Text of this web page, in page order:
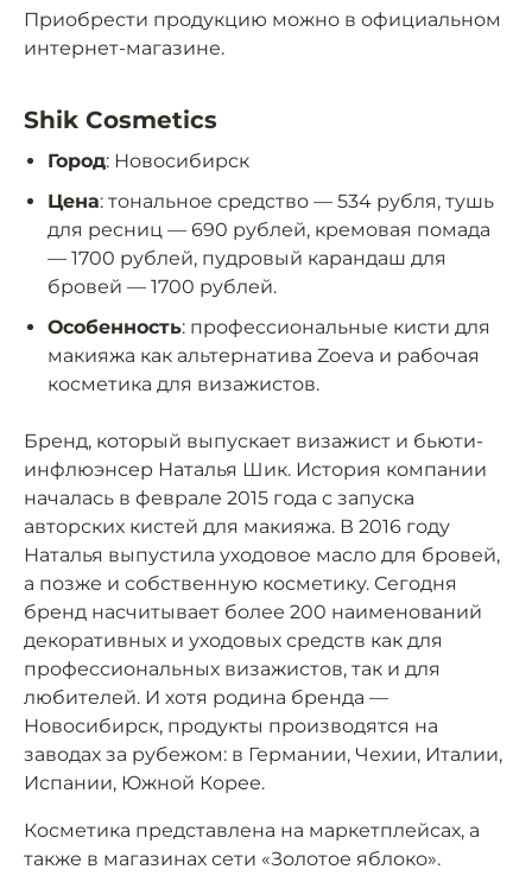
Приобрести продукцию можно в официальном
интернет-магазине.
Shik Cosmetics
Город: Новосибирск
Цена: тональное средство — 534 рубля, тушь
для ресниц — 690 рублей, кремовая помада
— 1700 рублей, пудровый карандаш для
бровей — 1700 рублей.
Особенность: профессиональные кисти для
макияжа как альтернатива Zoeva и рабочая
косметика для визажистов.
Бренд, который выпускает визажист и бьюти-
инфлюэнсер Наталья Шик. История компании
началась в феврале 2015 года с запуска
авторских кистей для макияжа. В 2016 году
Наталья выпустила уходовое масло для бровей,
а позже и собственную косметику. Сегодня
бренд насчитывает более 200 наименований
декоративных и уходовых средств как для
профессиональных визажистов, так и для
любителей. И хотя родина бренда —
Новосибирск, продукты производятся на
заводах за рубежом: в Германии, Чехии, Италии,
Испании, Южной Корее.
Косметика представлена на маркетплейсах, а
также в магазинах сети «Золотое яблоко».